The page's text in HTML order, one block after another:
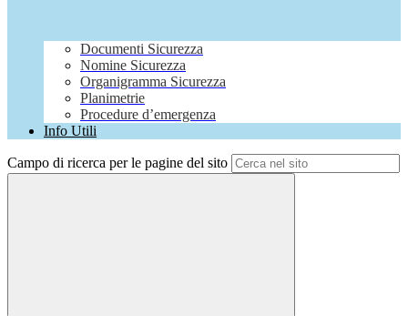
Documenti Sicurezza
Nomine Sicurezza
Organigramma Sicurezza
Planimetrie
Procedure d’emergenza
Info Utili
Campo di ricerca per le pagine del sito